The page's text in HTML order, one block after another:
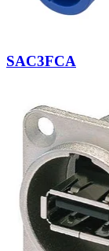
SAC3FCA